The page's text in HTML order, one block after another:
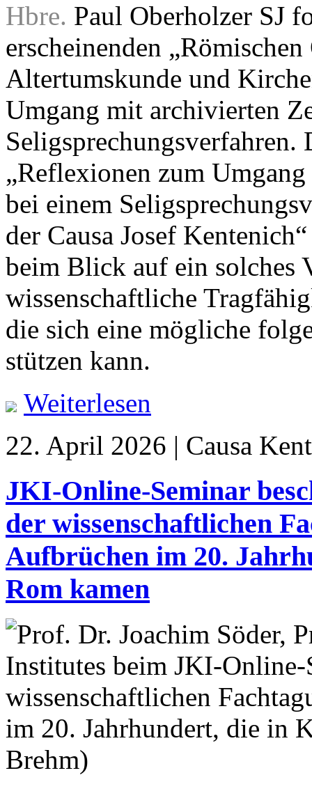
Hbre. Paul Oberholzer SJ
erscheinenden
Altertumskunde und
Umgang mit archivierten
„Reflexionen zum
bei einem
der Causa Josef
beim Blick auf ein solches
wissenschaftliche
die sich eine mögliche
stützen kann.
Weiterlesen
22. April 2026 | Causa
JKI-Online-Seminar
der wissenschaftlichen
Aufbrüchen im 20.
Rom kamen